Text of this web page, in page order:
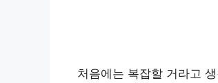
처음에는 복잡할 거라고